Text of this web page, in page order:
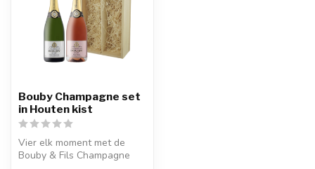
Bouby Champagne set
in Houten kist
Vier elk moment met de
Bouby & Fils Champagne